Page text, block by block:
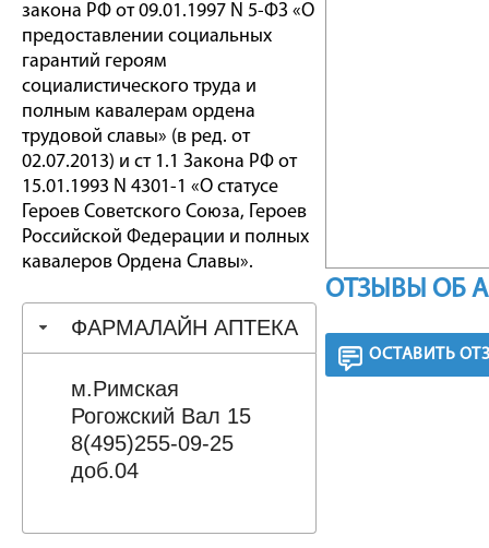
закона РФ от 09.01.1997 N 5-ФЗ «О
предоставлении социальных
гарантий героям
социалистического труда и
полным кавалерам ордена
трудовой славы» (в ред. от
02.07.2013) и ст 1.1 Закона РФ от
15.01.1993 N 4301-1 «О статусе
Героев Советского Союза, Героев
Российской Федерации и полных
кавалеров Ордена Славы».
ФАРМАЛАЙН АПТЕКА
м.Римская
Рогожский Вал 15
8(495)255-09-25
доб.04
ОТЗЫВЫ ОБ
ОСТАВИТЬ